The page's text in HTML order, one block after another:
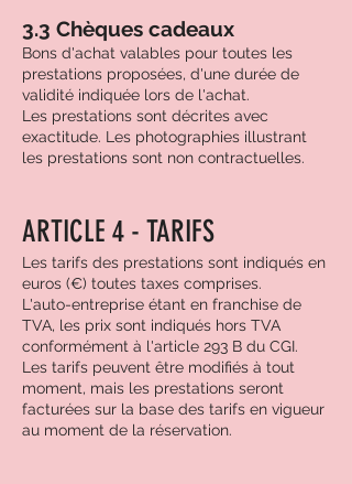
3.3 Chèques cadeaux
Bons d'achat valables pour toutes les
prestations proposées, d'une durée de
validité indiquée lors de l'achat.
Les prestations sont décrites avec
exactitude. Les photographies illustrant
les prestations sont non contractuelles.
ARTICLE 4 - TARIFS
Les tarifs des prestations sont indiqués en
euros (€) toutes taxes comprises.
L'auto-entreprise étant en franchise de
TVA, les prix sont indiqués hors TVA
conformément à l'article 293 B du CGI.
Les tarifs peuvent être modifiés à tout
moment, mais les prestations seront
facturées sur la base des tarifs en vigueur
au moment de la réservation.